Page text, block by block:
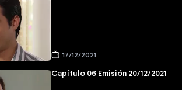
17/12/2021
Capítulo 06 Emisión 20/12/2021